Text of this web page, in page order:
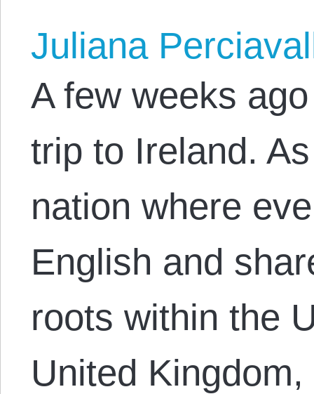
Juliana
A few weeks
trip to Ireland.
nation where
English and
roots within the
United